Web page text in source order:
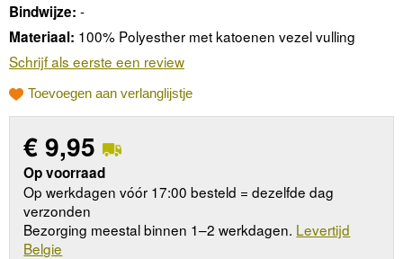
Bindwijze: -
Materiaal: 100% Polyesther met katoenen vezel vulling
Schrijf als eerste een review
Toevoegen aan verlanglijstje
€9,95
Op voorraad
Op werkdagen vóór 17:00 besteld = dezelfde dag
verzonden
Bezorging meestal binnen 1–2 werkdagen. Levertijd
Belgie